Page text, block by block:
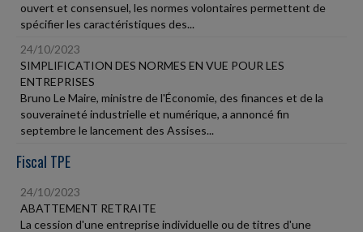
ouvert et consensuel, les normes volontaires permettent de
spécifier les caractéristiques des...
24/10/2023
SIMPLIFICATION DES NORMES EN VUE POUR LES
ENTREPRISES
Bruno Le Maire, ministre de l'Économie, des finances et de la
souveraineté industrielle et numérique, a annoncé fin
septembre le lancement des Assises...
Fiscal TPE
24/10/2023
ABATTEMENT RETRAITE
La cession d'une entreprise individuelle ou de titres d'une